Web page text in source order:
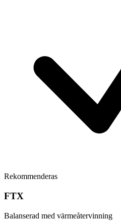
Rekommenderas
FTX
Balanserad med värmeåtervinning